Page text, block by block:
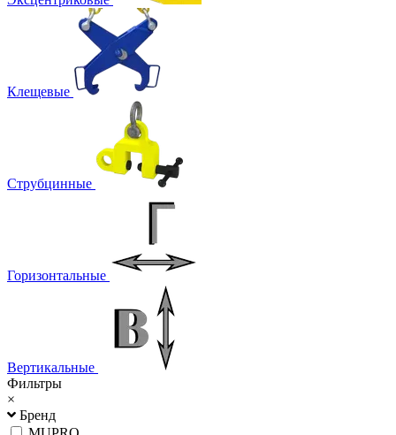
Клещевые
Струбцинные
Горизонтальные
Вертикальные
Фильтры
×
Бренд